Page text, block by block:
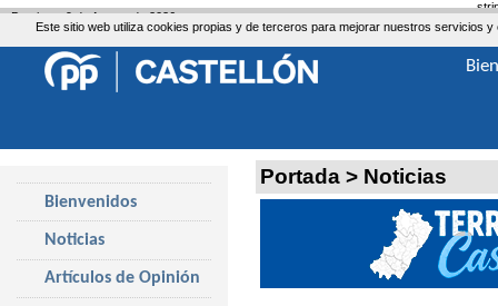
Este sitio web utiliza cookies propias y de terceros para mejorar nuestros servicios
Portada > Noticias
Bienvenidos
Noticias
Artículos de Opinión
Domingo, 9 de Agosto de 2026